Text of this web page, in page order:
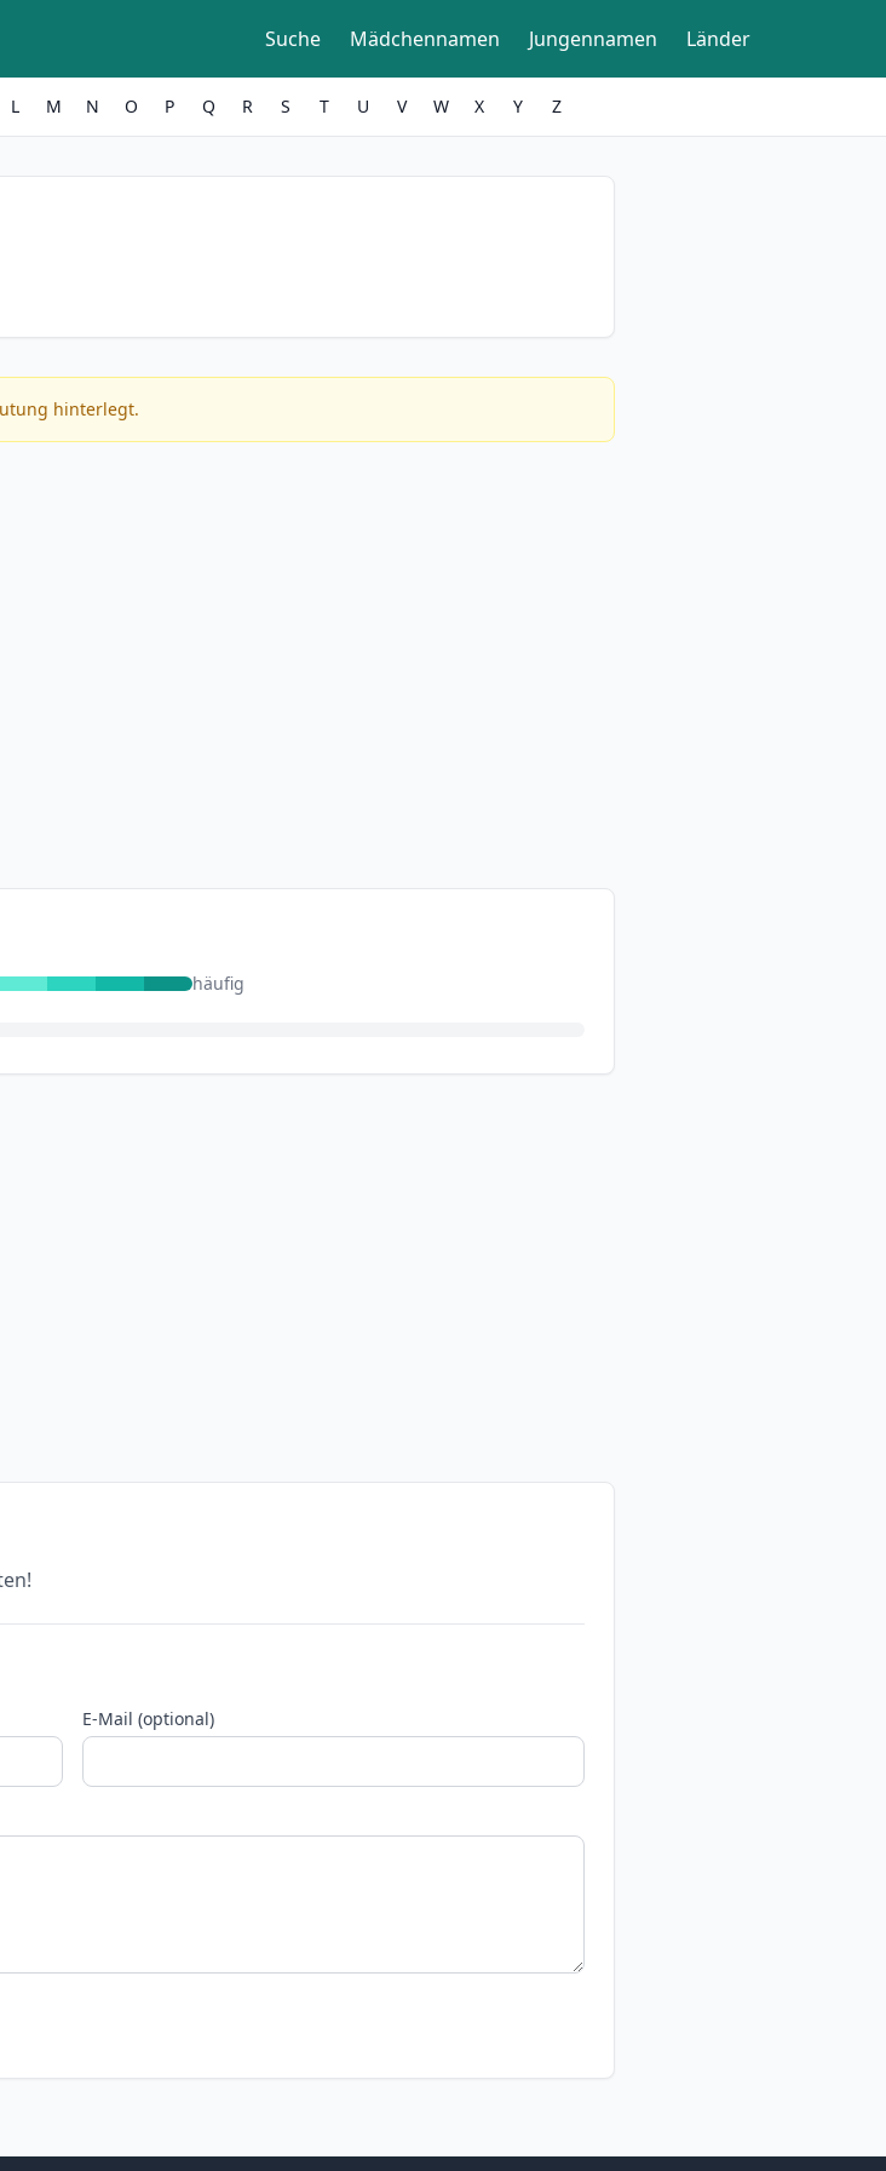
Suche Mädchennamen Jungennamen Länder
L M N O P Q R S T U V W X Y Z
hinterlegt.
häufig
E-Mail (optional)